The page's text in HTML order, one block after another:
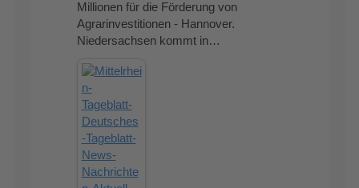
Millionen für die Förderung von
Agrarinvestitionen - Hannover.
Niedersachsen kommt in…